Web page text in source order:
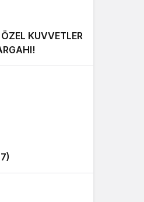
KUVVETLER